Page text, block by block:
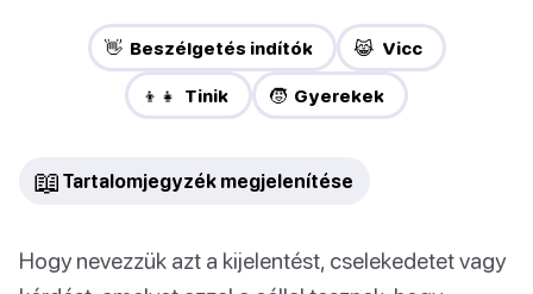
👋 Beszélgetés indítók 😹 Vicc
👦👧 Tinik 🧒 Gyerekek
📖 Tartalomjegyzék megjelenítése
Hogy nevezzük azt a kijelentést, cselekedetet vagy